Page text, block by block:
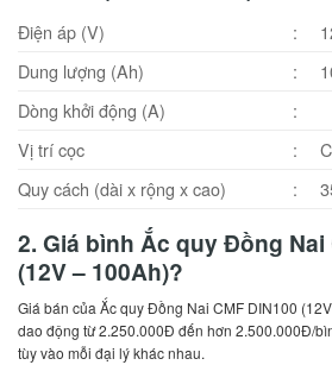
Điện áp (V) :
Dung lượng (Ah)
:
Dòng khởi động (A)
:
Vị trí cọc
:
Quy cách (dài x rộng x cao)
:
2. Giá bình Ắc quy Đồng Nai
(12V – 100Ah)?
Giá bán của Ắc quy Đồng Nai CMF DIN100
dao động từ 2.250.000Đ đến hơn 2.500.000Đ/
tùy vào mỗi đại lý khác nhau.